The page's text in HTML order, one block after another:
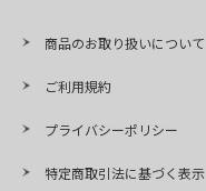
商品のお取り扱いについて
ご利用規約
プライバシーポリシー
特定商取引法に基づく表示